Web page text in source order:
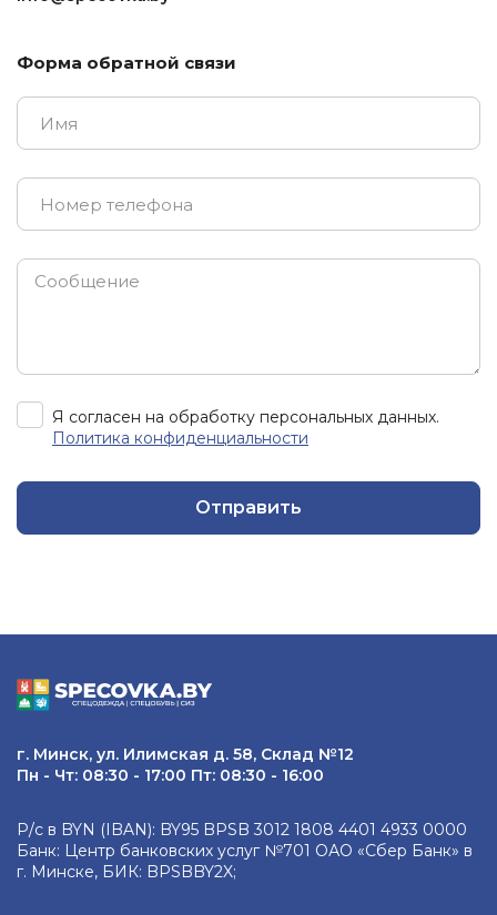
Форма обратной связи
Я согласен на обработку персональных данных.
Политика конфиденциальности
Отправить
г. Минск, ул. Илимская д. 58, Склад №12
Пн - Чт: 08:30 - 17:00 Пт: 08:30 - 16:00
Р/с в BYN (IBAN): BY95 BPSB 3012 1808 4401 4933 0000
Банк: Центр банковских услуг №701 ОАО «Сбер Банк» в
г. Минске, БИК: BPSBBY2X;